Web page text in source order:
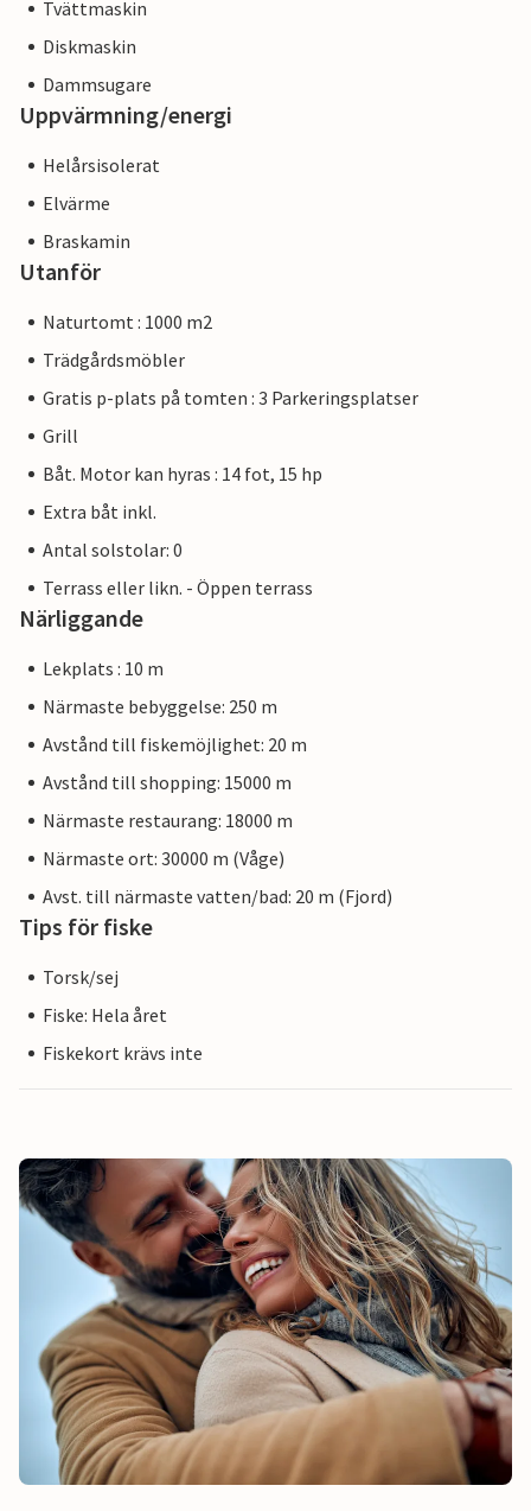
Tvättmaskin
Diskmaskin
Dammsugare
Uppvärmning/energi
Helårsisolerat
Elvärme
Braskamin
Utanför
Naturtomt : 1000 m2
Trädgårdsmöbler
Gratis p-plats på tomten : 3 Parkeringsplatser
Grill
Båt. Motor kan hyras : 14 fot, 15 hp
Extra båt inkl.
Antal solstolar: 0
Terrass eller likn. - Öppen terrass
Närliggande
Lekplats : 10 m
Närmaste bebyggelse: 250 m
Avstånd till fiskemöjlighet: 20 m
Avstånd till shopping: 15000 m
Närmaste restaurang: 18000 m
Närmaste ort: 30000 m (Våge)
Avst. till närmaste vatten/bad: 20 m (Fjord)
Tips för fiske
Torsk/sej
Fiske: Hela året
Fiskekort krävs inte